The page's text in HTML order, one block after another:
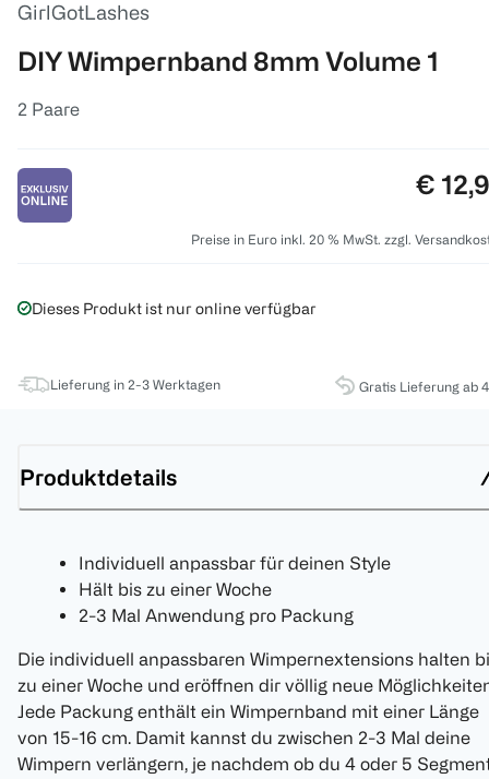
GirlGotLashes
DIY Wimpernband 8mm Volume 1
2 Paare
Preis:
€
Preise in Euro inkl. 20 % MwSt. zzgl.
Dieses Produkt ist nur online verfügbar
Lieferung in 2-3 Werktagen Gratis Lieferung ab
Produktdetails
Individuell anpassbar für deinen Style
Hält bis zu einer Woche
2-3 Mal Anwendung pro Packung
Die individuell anpassbaren Wimpernextensions halten
zu einer Woche und eröffnen dir völlig neue
Jede Packung enthält ein Wimpernband mit einer Länge
von 15-16 cm. Damit kannst du zwischen 2-3 Mal deine
Wimpern verlängern, je nachdem ob du 4 oder 5